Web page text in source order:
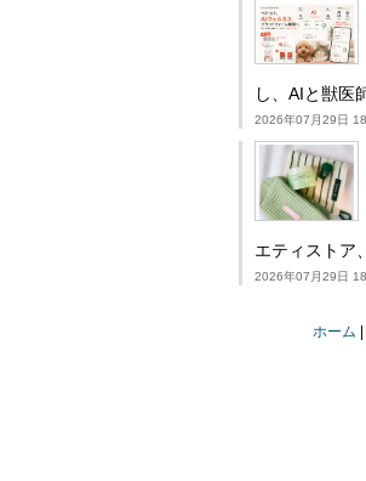
し、AIと獣医
2026年07月29日
エティストア
2026年07月29日
ホーム